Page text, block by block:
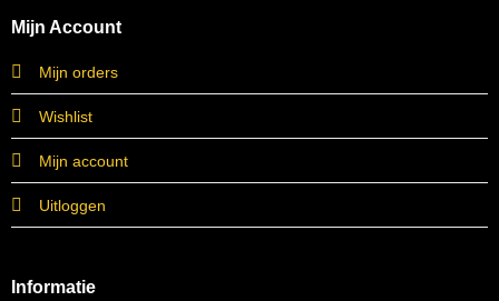
Mijn Account
Mijn orders
Wishlist
Mijn account
Uitloggen
Informatie